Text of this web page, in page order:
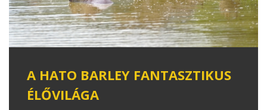
A HATO BARLEY FANTASZTIKUS
ÉLŐVILÁGA